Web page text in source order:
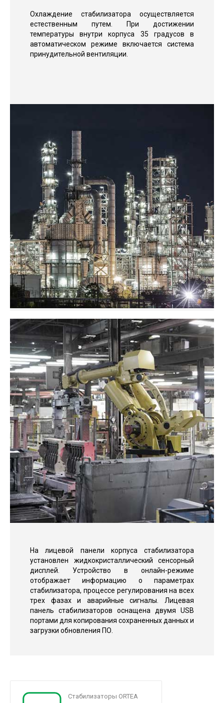
Охлаждение стабилизатора осуществляется
естественным путем. При достижении
температуры внутри корпуса 35 градусов в
автоматическом режиме включается система
принудительной вентиляции.
На лицевой панели корпуса стабилизатора
установлен жидкокристаллический сенсорный
дисплей. Устройство в онлайн-режиме
отображает информацию о параметрах
стабилизатора, процессе регулирования на всех
трех фазах и аварийные сигналы. Лицевая
панель стабилизаторов оснащена двумя USB
портами для копирования сохраненных данных и
загрузки обновления ПО.
Стабилизаторы ORTEA